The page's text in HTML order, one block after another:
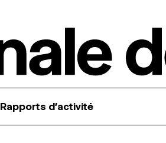
Rapports d’activité